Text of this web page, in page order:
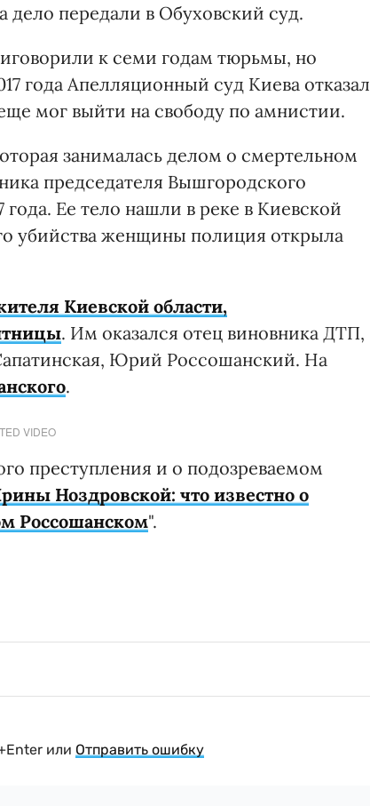
передали в Обуховский суд.
к семи годам тюрьмы, но
года Апелляционный суд Киева отказал
мог выйти на свободу по амнистии.
занималась делом о смертельном
председателя Вышгородского
года. Ее тело нашли в реке в Киевской
убийства женщины полиция открыла
Киевской области,
. Им оказался отец виновника ДТП,
Юрий Россошанский. На
.
VIDEO
преступления и о подозреваемом
Ноздровской: что известно о
Россошанском".
или Отправить ошибку